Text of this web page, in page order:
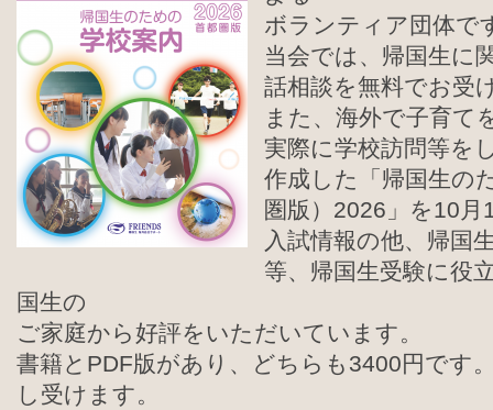
ボランティア団体で
当会では、帰国生に
話相談を無料でお受
また、海外で子育て
実際に学校訪問等を
作成した「帰国生の
圏版）2026」を10
入試情報の他、帰国
等、帰国生受験に役
国生の
ご家庭から好評をいただいています。
書籍とPDF版があり、どちらも3400円です
し受けます。